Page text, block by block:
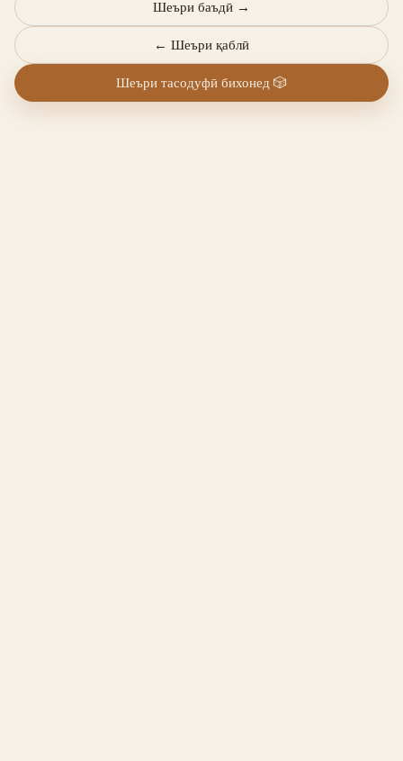
← Шеъри қаблӣ
Шеъри баъдӣ →
Шеъри тасодуфӣ бихонед 🎲